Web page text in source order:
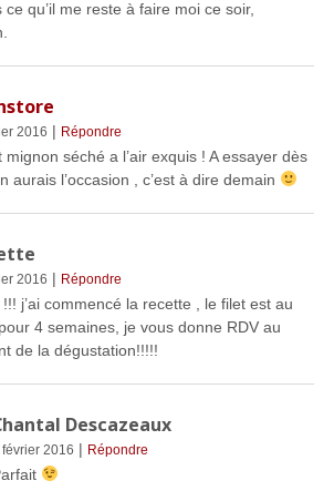
ce qu’il me reste à faire moi ce soir,
2016 | Répondre
mignon séché a l’air exquis ! A essayer dès
aurais l’occasion , c’est à dire demain
2016 | Répondre
j’ai commencé la recette , le filet est au
4 semaines, je vous donne RDV au
de la dégustation!!!!!
Descazeaux
février 2016 | Répondre